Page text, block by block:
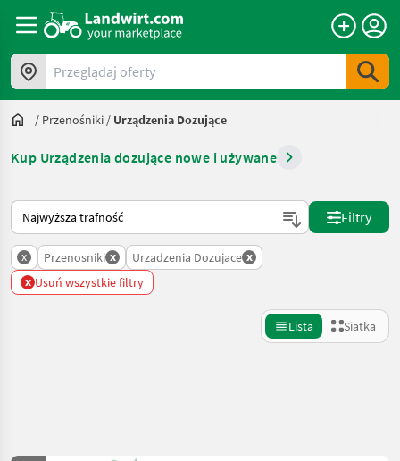
Przeglądaj oferty
/ Przenośniki / Urządzenia Dozujące
Kup Urządzenia dozujące nowe i używane
Tak sortuje się na Landwirt.com
Filtry
x Przenosniki x Urzadzenia Dozujace x
x Usuń wszystkie filtry
Lista Siatka